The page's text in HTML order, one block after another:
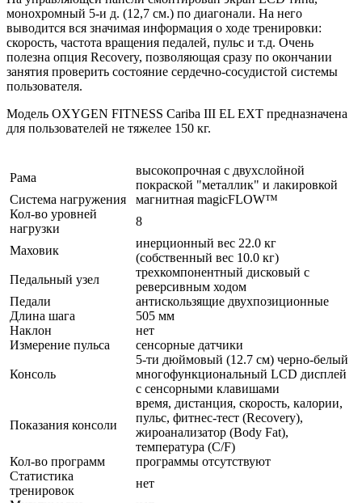
монохромный 5-и д. (12,7 см.) по диагонали. На него
выводится вся значимая информация о ходе тренировки:
скорость, частота вращения педалей, пульс и т.д. Очень
полезна опция Recovery, позволяющая сразу по окончании
занятия проверить состояние сердечно-сосудистой системы
пользователя.
Модель OXYGEN FITNESS Cariba III EL EXT предназначена
для пользователей не тяжелее 150 кг.
Рама
высокопрочная с двухслойной
покраской "металлик" и лакировкой
Система нагружения
магнитная magicFLOW™
Кол-во уровней
нагрузки
8
Маховик
инерционный вес 22.0 кг
(собственный вес 10.0 кг)
Педальный узел
трехкомпонентный дисковый с
реверсивным ходом
Педали
антискользящие двухпозиционные
Длина шага
505 мм
Наклон
нет
Измерение пульса
сенсорные датчики
Консоль
5-ти дюймовый (12.7 см) черно-белый
многофункциональный LCD дисплей
с сенсорными клавишами
Показания консоли
время, дистанция, скорость, калории,
пульс, фитнес-тест (Recovery),
жироанализатор (Body Fat),
температура (C/F)
Кол-во программ
программы отсутствуют
Статистика
тренировок
нет